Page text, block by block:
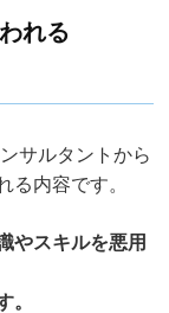
れる
サルタントから
る内容です。
やスキルを悪用
。